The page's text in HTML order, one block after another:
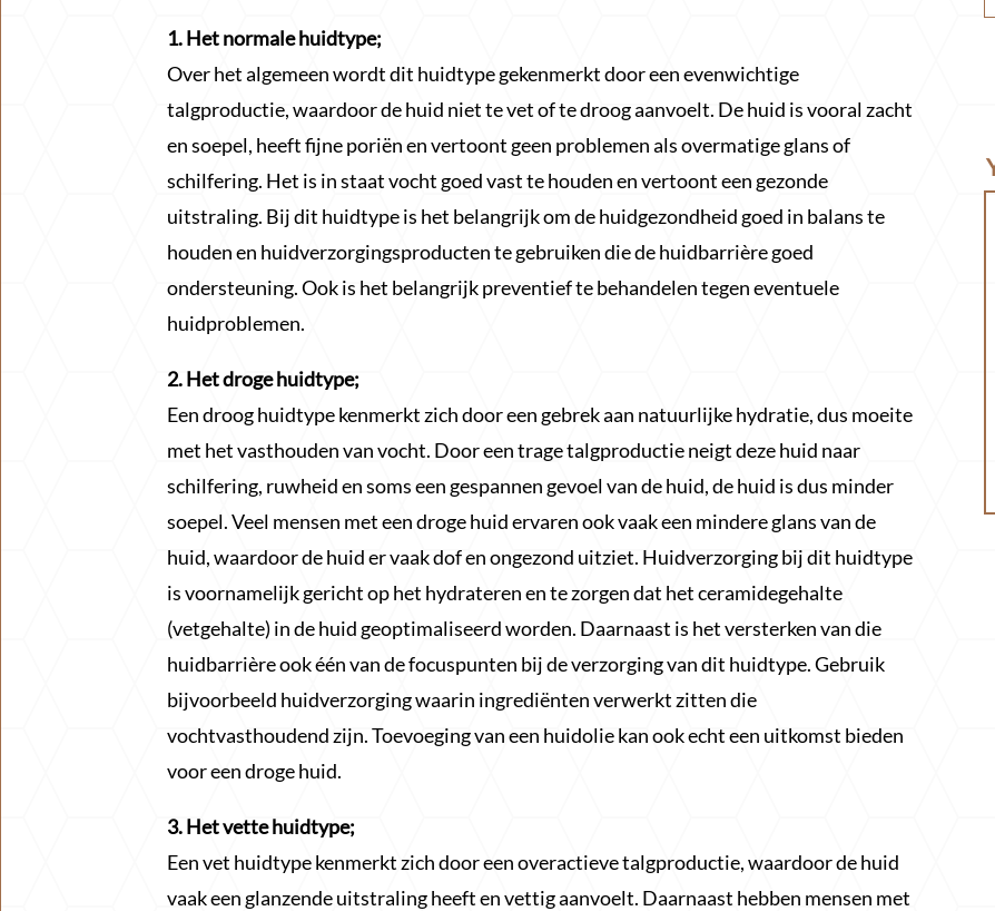
1. Het normale huidtype;
Over het algemeen wordt dit huidtype gekenmerkt door een evenwichtige
talgproductie, waardoor de huid niet te vet of te droog aanvoelt. De huid is vooral zacht
en soepel, heeft fijne poriën en vertoont geen problemen als overmatige glans of
schilfering. Het is in staat vocht goed vast te houden en vertoont een gezonde
uitstraling. Bij dit huidtype is het belangrijk om de huidgezondheid goed in balans te
houden en huidverzorgingsproducten te gebruiken die de huidbarrière goed
ondersteuning. Ook is het belangrijk preventief te behandelen tegen eventuele
huidproblemen.
2. Het droge huidtype;
Een droog huidtype kenmerkt zich door een gebrek aan natuurlijke hydratie, dus moeite
met het vasthouden van vocht. Door een trage talgproductie neigt deze huid naar
schilfering, ruwheid en soms een gespannen gevoel van de huid, de huid is dus minder
soepel. Veel mensen met een droge huid ervaren ook vaak een mindere glans van de
huid, waardoor de huid er vaak dof en ongezond uitziet. Huidverzorging bij dit huidtype
is voornamelijk gericht op het hydrateren en te zorgen dat het ceramidegehalte
(vetgehalte) in de huid geoptimaliseerd worden. Daarnaast is het versterken van die
huidbarrière ook één van de focuspunten bij de verzorging van dit huidtype. Gebruik
bijvoorbeeld huidverzorging waarin ingrediënten verwerkt zitten die
vochtvasthoudend zijn. Toevoeging van een huidolie kan ook echt een uitkomst bieden
voor een droge huid.
3. Het vette huidtype;
Een vet huidtype kenmerkt zich door een overactieve talgproductie, waardoor de huid
vaak een glanzende uitstraling heeft en vettig aanvoelt. Daarnaast hebben mensen met